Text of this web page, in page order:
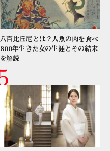
八百比丘尼とは？人魚の肉を食べ
800年生きた女の生涯とその結末
を解説